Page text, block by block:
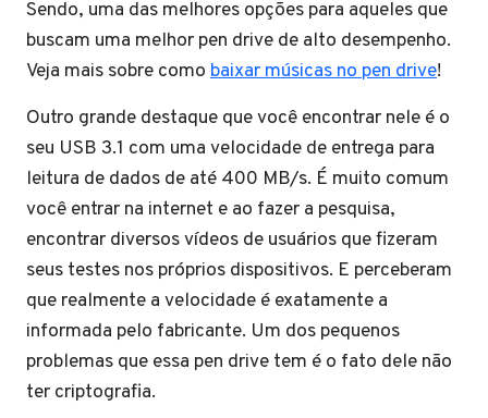
Sendo, uma das melhores opções para aqueles que
buscam uma melhor pen drive de alto desempenho.
Veja mais sobre como baixar músicas no pen drive!
Outro grande destaque que você encontrar nele é o
seu USB 3.1 com uma velocidade de entrega para
leitura de dados de até 400 MB/s. É muito comum
você entrar na internet e ao fazer a pesquisa,
encontrar diversos vídeos de usuários que fizeram
seus testes nos próprios dispositivos. E perceberam
que realmente a velocidade é exatamente a
informada pelo fabricante. Um dos pequenos
problemas que essa pen drive tem é o fato dele não
ter criptografia.